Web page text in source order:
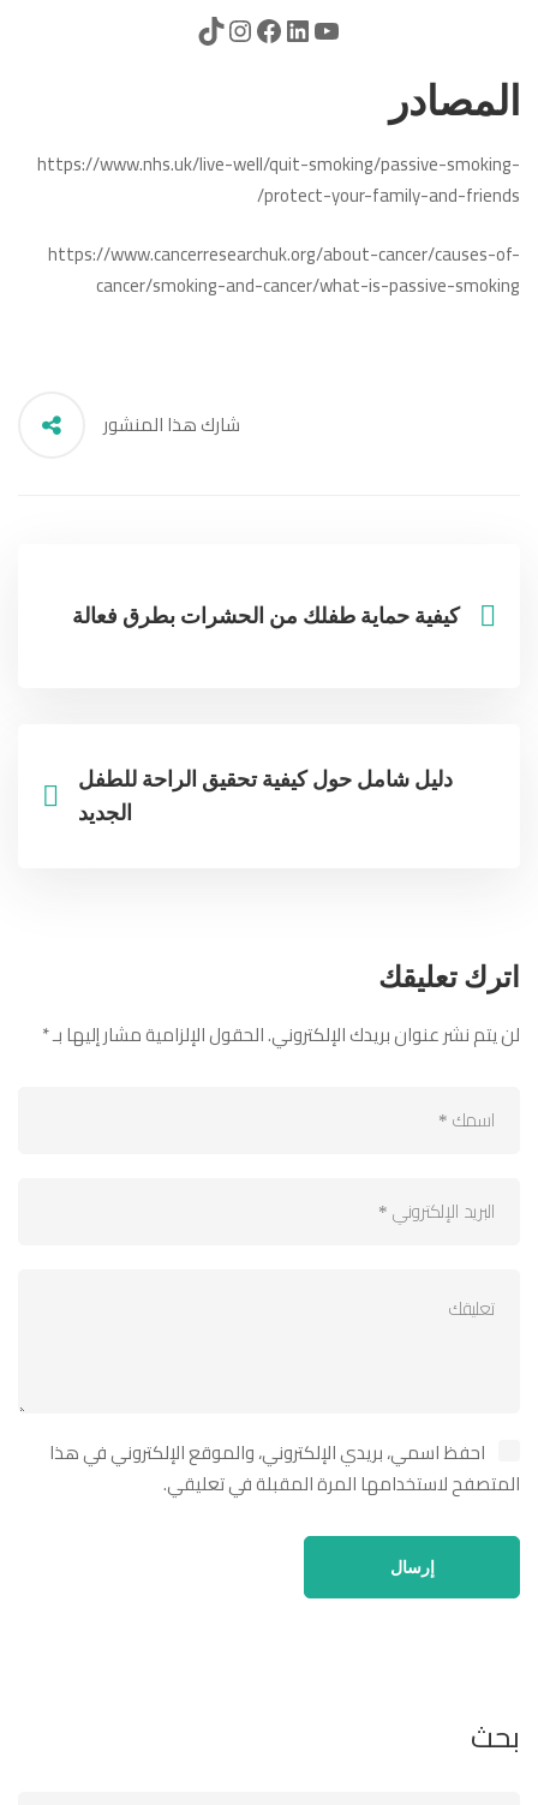
المصادر
https://www.nhs.uk/live-well/quit-smoking/passive-smoking-
protect-your-family-and-friends/
https://www.cancerresearchuk.org/about-cancer/causes-of-
cancer/smoking-and-cancer/what-is-passive-smoking
شارك هذا المنشور
كيفية حماية طفلك من الحشرات بطرق فعالة
دليل شامل حول كيفية تحقيق الراحة للطفل
الجديد
اترك تعليقك
لن يتم نشر عنوان بريدك الإلكتروني.الحقول الإلزامية مشار إليها بـ*
احفظ اسمي، بريدي الإلكتروني، والموقع الإلكتروني في هذا
المتصفح لاستخدامها المرة المقبلة في تعليقي.
بحث